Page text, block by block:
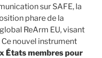
sur SAFE, la
phare de la
ReArm EU, visant
Ce nouvel instrument
États membres pour